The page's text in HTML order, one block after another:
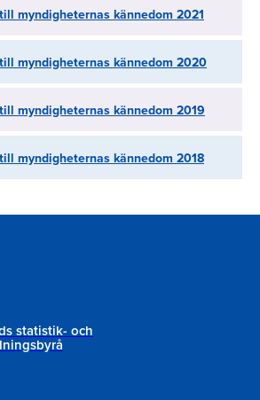
myndigheternas kännedom 2021
myndigheternas kännedom 2020
myndigheternas kännedom 2019
myndigheternas kännedom 2018
statistik- och